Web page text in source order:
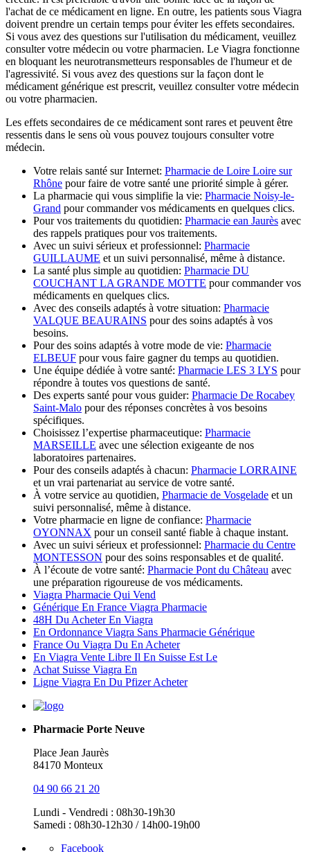
l'achat de ce médicament en ligne. En outre, les patients sous Viagra
doivent prendre un certain temps pour éviter les effets secondaires.
Si vous avez des questions sur l'utilisation du médicament, veuillez
consulter votre médecin ou votre pharmacien. Le Viagra fonctionne
en bloquant les neurotransmetteurs responsables de l'humeur et de
l'agressivité. Si vous avez des questions sur la façon dont le
médicament générique est prescrit, veuillez consulter votre médecin
ou votre pharmacien.
Les effets secondaires de ce médicament sont rares et peuvent être
ressentis dans le sens où vous pouvez toujours consulter votre
médecin.
Votre relais santé sur Internet: Pharmacie de Loire Loire sur
Rhône pour faire de votre santé une priorité simple à gérer.
La pharmacie qui vous simplifie la vie: Pharmacie Noisy-le-
Grand pour commander vos médicaments en quelques clics.
Pour vos traitements du quotidien: Pharmacie ean Jaurès avec
des rappels pratiques pour vos traitements.
Avec un suivi sérieux et professionnel: Pharmacie
GUILLAUME et un suivi personnalisé, même à distance.
La santé plus simple au quotidien: Pharmacie DU
COUCHANT LA GRANDE MOTTE pour commander vos
médicaments en quelques clics.
Avec des conseils adaptés à votre situation: Pharmacie
VALQUE BEAURAINS pour des soins adaptés à vos
besoins.
Pour des soins adaptés à votre mode de vie: Pharmacie
ELBEUF pour vous faire gagner du temps au quotidien.
Une équipe dédiée à votre santé: Pharmacie LES 3 LYS pour
répondre à toutes vos questions de santé.
Des experts santé pour vous guider: Pharmacie De Rocabey
Saint-Malo pour des réponses concrètes à vos besoins
spécifiques.
Choisissez l’expertise pharmaceutique: Pharmacie
MARSEILLE avec une sélection exigeante de nos
laboratoires partenaires.
Pour des conseils adaptés à chacun: Pharmacie LORRAINE
et un vrai partenariat au service de votre santé.
À votre service au quotidien, Pharmacie de Vosgelade et un
suivi personnalisé, même à distance.
Votre pharmacie en ligne de confiance: Pharmacie
OYONNAX pour un conseil santé fiable à chaque instant.
Avec un suivi sérieux et professionnel: Pharmacie du Centre
MONTESSON pour des soins responsables et de qualité.
À l’écoute de votre santé: Pharmacie Pont du Château avec
une préparation rigoureuse de vos médicaments.
Viagra Pharmacie Qui Vend
Générique En France Viagra Pharmacie
48H Du Acheter En Viagra
En Ordonnance Viagra Sans Pharmacie Générique
France Ou Viagra Du En Acheter
En Viagra Vente Libre Il En Suisse Est Le
Achat Suisse Viagra En
Ligne Viagra En Du Pfizer Acheter
Pharmacie Porte Neuve
Place Jean Jaurès
84170 Monteux
04 90 66 21 20
Lundi - Vendredi : 08h30-19h30
Samedi : 08h30-12h30 / 14h00-19h00
Facebook